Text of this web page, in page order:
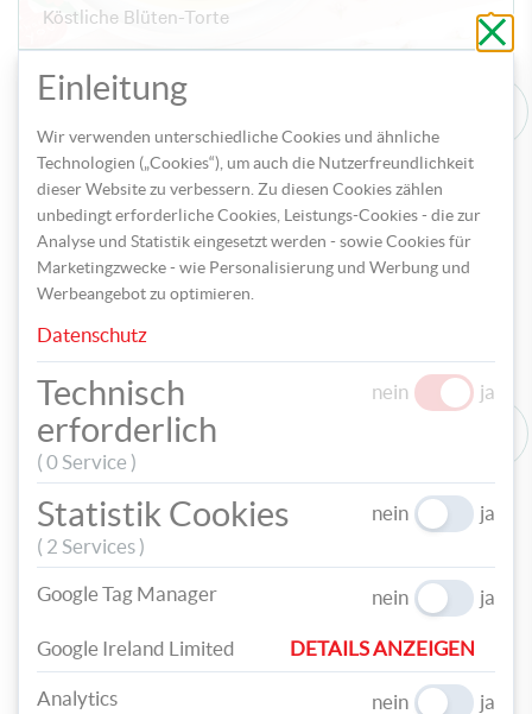
Köstliche Blüten-Torte
BACKEN
Entzückende Osternester im Miniformat
ohne
zu
Einleitung
Wir verwenden unterschiedliche Cookies und ähnliche
Technologien („Cookies“), um auch die Nutzerfreundlichkeit
dieser Website zu verbessern. Zu diesen Cookies zählen
unbedingt erforderliche Cookies, Leistungs-Cookies - die zur
Analyse und Statistik eingesetzt werden - sowie Cookies für
Marketingzwecke - wie Personalisierung und Werbung und
Werbeangebot zu optimieren.
Datenschutz
Technisch
erforderlich
( 0 Service )
nein ja
Statistik Cookies
( 2 Services )
nein ja
Google Tag Manager nein ja
Google Ireland Limited DETAILS ANZEIGEN
Analytics nein ja